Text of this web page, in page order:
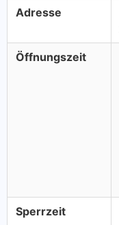
Adresse
Öffnungszeit
Sperrzeit